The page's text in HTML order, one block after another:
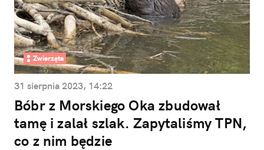
Zwierzęta
31 sierpnia 2023, 14:22
Bóbr z Morskiego Oka zbudował
tamę i zalał szlak. Zapytaliśmy TPN,
co z nim będzie